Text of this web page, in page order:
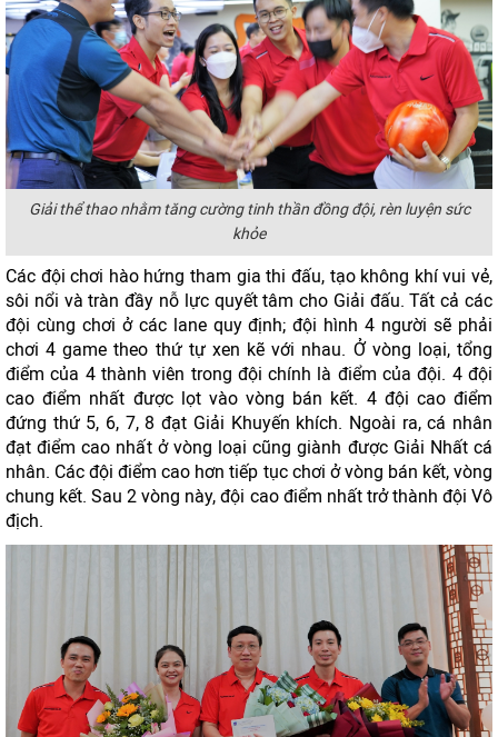
Giải thể thao nhằm tăng cường tinh thần đồng đội, rèn luyện sức
khỏe
Các đội chơi hào hứng tham gia thi đấu, tạo không khí vui vẻ,
sôi nổi và tràn đầy nỗ lực quyết tâm cho Giải đấu. Tất cả các
đội cùng chơi ở các lane quy định; đội hình 4 người sẽ phải
chơi 4 game theo thứ tự xen kẽ với nhau. Ở vòng loại, tổng
điểm của 4 thành viên trong đội chính là điểm của đội. 4 đội
cao điểm nhất được lọt vào vòng bán kết. 4 đội cao điểm
đứng thứ 5, 6, 7, 8 đạt Giải Khuyến khích. Ngoài ra, cá nhân
đạt điểm cao nhất ở vòng loại cũng giành được Giải Nhất cá
nhân. Các đội điểm cao hơn tiếp tục chơi ở vòng bán kết, vòng
chung kết. Sau 2 vòng này, đội cao điểm nhất trở thành đội Vô
địch.